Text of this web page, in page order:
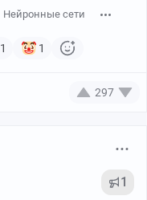
Нейронные сети
1 1
297
1